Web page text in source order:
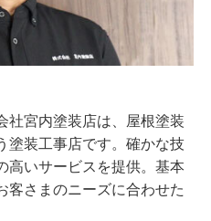
社宮内塗装店は、屋根塗装
塗装工事店です。確かな技
高いサービスを提供。基本
客さまのニーズに合わせた